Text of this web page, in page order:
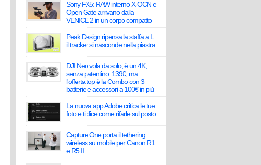
Sony FX5: RAW interno X-OCN e
Open Gate arrivano dalla
VENICE 2 in un corpo compatto
Peak Design ripensa la staffa a L:
il tracker si nasconde nella piastra
DJI Neo vola da solo, è un 4K,
senza patentino: 139€, ma
l'offerta top è la Combo con 3
batterie e accessori a 100€ in più
La nuova app Adobe critica le tue
foto e ti dice come rifarle sul posto
Capture One porta il tethering
wireless su mobile per Canon R1
e R5 II